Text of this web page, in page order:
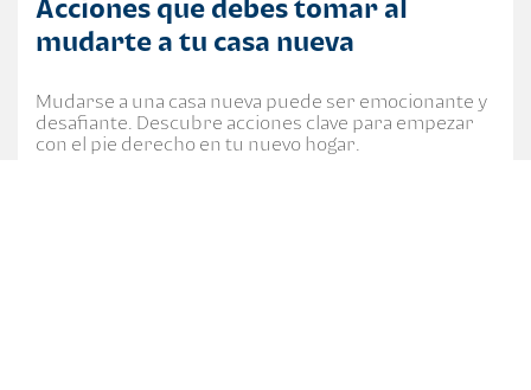
Acciones que debes tomar al
mudarte a tu casa nueva
Mudarse a una casa nueva puede ser emocionante y
desafiante. Descubre acciones clave para empezar
con el pie derecho en tu nuevo hogar.